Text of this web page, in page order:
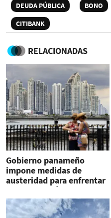
DEUDA PÚBLICA
BONO
CITIBANK
RELACIONADAS
Gobierno panameño
impone medidas de
austeridad para enfrentar
alza del petróleo